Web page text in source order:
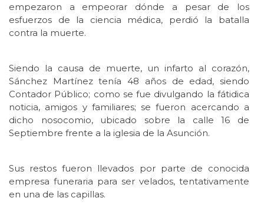
empezaron a empeorar dónde a pesar de los
esfuerzos de la ciencia médica, perdió la batalla
contra la muerte.
Siendo la causa de muerte, un infarto al corazón,
Sánchez Martínez tenía 48 años de edad, siendo
Contador Público; como se fue divulgando la fátidica
noticia, amigos y familiares; se fueron acercando a
dicho nosocomio, ubicado sobre la calle 16 de
Septiembre frente a la iglesia de la Asunción.
Sus restos fueron llevados por parte de conocida
empresa funeraria para ser velados, tentativamente
en una de las capillas.